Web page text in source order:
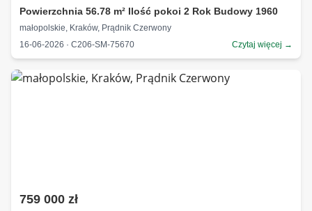
Powierzchnia 56.78 m² Ilość pokoi 2 Rok Budowy 1960
małopolskie, Kraków, Prądnik Czerwony
16-06-2026 · C206-SM-75670
Czytaj więcej →
759 000 zł